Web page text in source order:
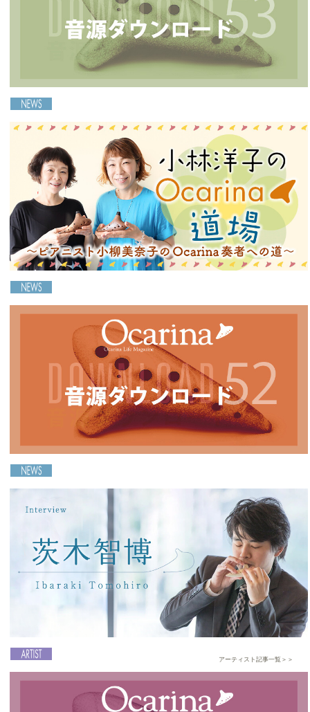
2024-10-09
善久(Zenkyu) オカリナ コンサート ～バロックから現
代 クラシックの世界～
2023-08-26
大阪国際音楽コンクール ガラコンサート2023 in New
York
2023-06-26
三世代コンサート・夏
［Ocarina53号連動］音源ダウンロードのご案内
2025-04-20
小林洋子のOcarina道場〜ピアニスト小柳美奈子
のOcarina奏者への道〜
2025-02-05
［Ocarina52号連動］音源ダウンロードのご案内
アーティスト記事一覧＞＞
練習すればするほど成果が出る Ocarinaは楽しく
幸せな楽器